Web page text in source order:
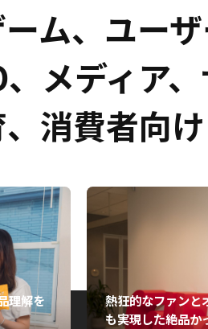
信頼を醸成する信頼起点経営基盤
SuccessHub）
・Commune for Work
ム、ユー
メディア
消費者向
理解を
熱狂的なファンと
も実現した絶品か